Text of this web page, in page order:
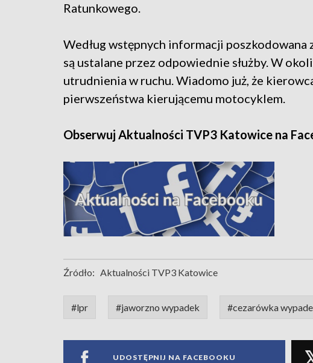
Ratunkowego.
Według wstępnych informacji poszkodowana
są ustalane przez odpowiednie służby. W
utrudnienia w ruchu. Wiadomo już, że
pierwszeństwa kierującemu motocyklem.
Obserwuj Aktualności TVP3 Katowice na
Źródło: Aktualności TVP3 Katowice
#lpr #jaworzno wypadek #cezarówka
UDOSTĘPNIJ NA FACEBOOKU